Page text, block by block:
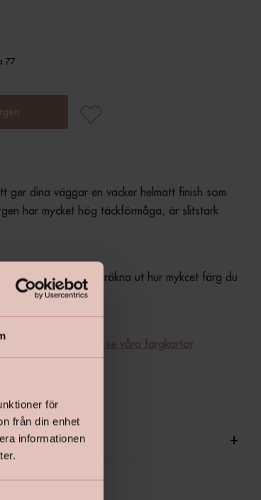
för
från din enhet
informationen
77
ger dina väggar en vacker helmatt finish som
har mycket hög täckförmåga, är slitstark
för att räkna ut hur mykcet färg du
- klicka här för att se våra färgkartor
+